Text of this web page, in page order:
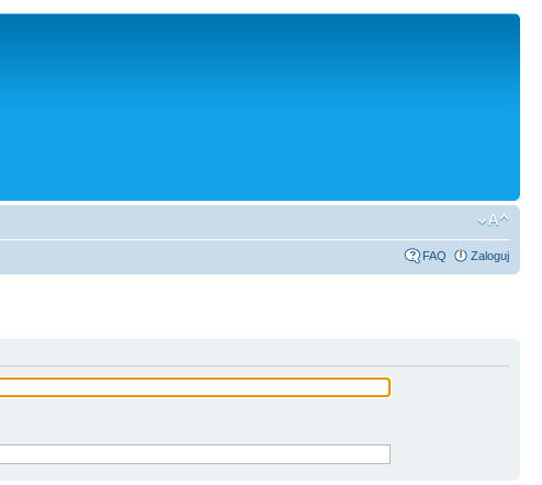
FAQ Zaloguj